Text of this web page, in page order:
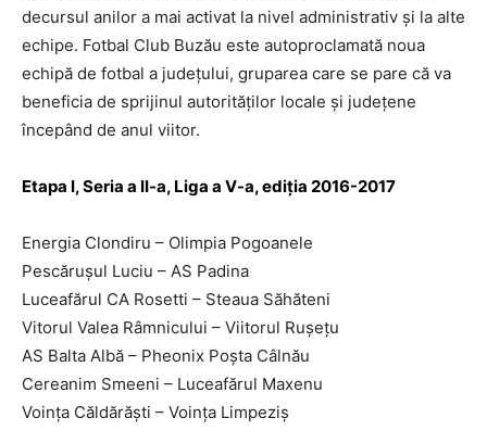
decursul anilor a mai activat la nivel administrativ şi la alte
echipe. Fotbal Club Buzău este autoproclamată noua
echipă de fotbal a judeţului, gruparea care se pare că va
beneficia de sprijinul autorităţilor locale şi judeţene
începând de anul viitor.
Etapa I, Seria a II-a, Liga a V-a, ediţia 2016-2017
Energia Clondiru – Olimpia Pogoanele
Pescăruşul Luciu – AS Padina
Luceafărul CA Rosetti – Steaua Săhăteni
Vitorul Valea Râmnicului – Viitorul Ruşeţu
AS Balta Albă – Pheonix Poşta Câlnău
Cereanim Smeeni – Luceafărul Maxenu
Voinţa Căldărăşti – Voinţa Limpeziş